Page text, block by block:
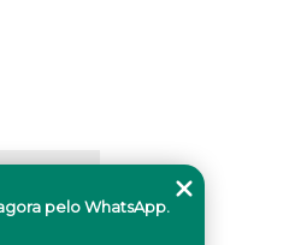
pelo WhatsApp.